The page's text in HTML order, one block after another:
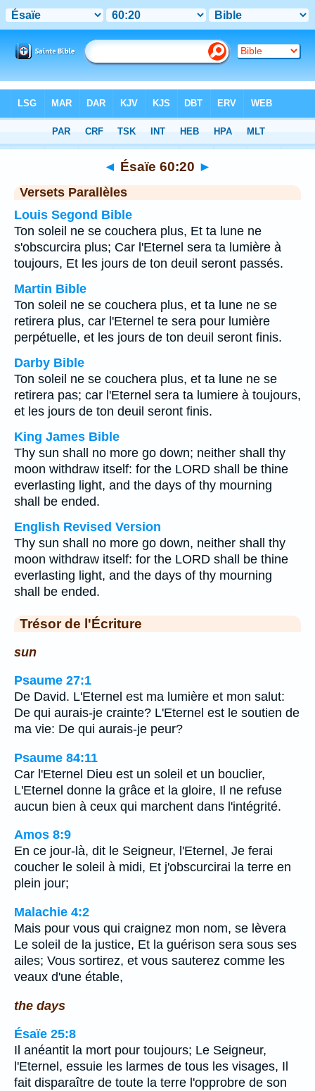
Chapitre 60> Verset 20
◄ Ésaïe 60:20 ►
Versets Parallèles
Louis Segond Bible
Ton soleil ne se couchera plus, Et ta lune ne
s'obscurcira plus; Car l'Eternel sera ta lumière à
toujours, Et les jours de ton deuil seront passés.
Martin Bible
Ton soleil ne se couchera plus, et ta lune ne se
retirera plus, car l'Eternel te sera pour lumière
perpétuelle, et les jours de ton deuil seront finis.
Darby Bible
Ton soleil ne se couchera plus, et ta lune ne se
retirera pas; car l'Eternel sera ta lumiere à toujours,
et les jours de ton deuil seront finis.
King James Bible
Thy sun shall no more go down; neither shall thy
moon withdraw itself: for the LORD shall be thine
everlasting light, and the days of thy mourning
shall be ended.
English Revised Version
Thy sun shall no more go down, neither shall thy
moon withdraw itself: for the LORD shall be thine
everlasting light, and the days of thy mourning
shall be ended.
Trésor de l'Écriture
sun
Psaume 27:1
De David. L'Eternel est ma lumière et mon salut:
De qui aurais-je crainte? L'Eternel est le soutien de
ma vie: De qui aurais-je peur?
Psaume 84:11
Car l'Eternel Dieu est un soleil et un bouclier,
L'Eternel donne la grâce et la gloire, Il ne refuse
aucun bien à ceux qui marchent dans l'intégrité.
Amos 8:9
En ce jour-là, dit le Seigneur, l'Eternel, Je ferai
coucher le soleil à midi, Et j'obscurcirai la terre en
plein jour;
Malachie 4:2
Mais pour vous qui craignez mon nom, se lèvera
Le soleil de la justice, Et la guérison sera sous ses
ailes; Vous sortirez, et vous sauterez comme les
veaux d'une étable,
the days
Ésaïe 25:8
Il anéantit la mort pour toujours; Le Seigneur,
l'Eternel, essuie les larmes de tous les visages, Il
fait disparaître de toute la terre l'opprobre de son